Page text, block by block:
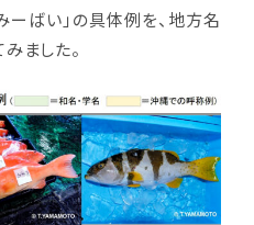
ばい」の具体例を、地方名
ました。